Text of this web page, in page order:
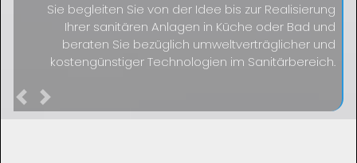
Sie begleiten Sie von der Idee bis zur Realisierung
Ihrer sanitären Anlagen in Küche oder Bad und
beraten Sie bezüglich umweltverträglicher und
kostengünstiger Technologien im Sanitärbereich.
Previous